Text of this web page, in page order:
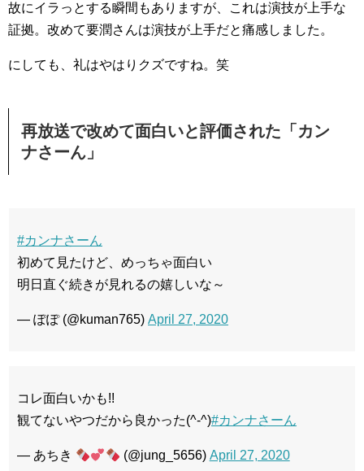
故にイラっとする瞬間もありますが、これは演技が上手な
証拠。改めて要潤さんは演技が上手だと痛感しました。
にしても、礼はやはりクズですね。笑
再放送で改めて面白いと評価された「カン
ナさーん」
#カンナさーん
初めて見たけど、めっちゃ面白い
明日直ぐ続きが見れるの嬉しいな～
— ぽぽ (@kuman765) April 27, 2020
コレ面白いかも!!
観てないやつだから良かった(^-^)#カンナさーん
— あちき (@jung_5656) April 27, 2020